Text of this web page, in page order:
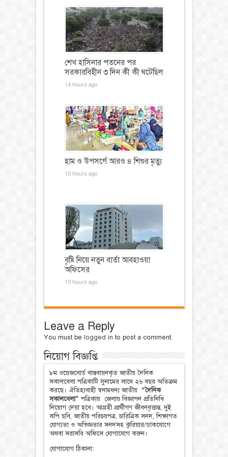
শেখ হাসিনার পতনের পর
সরকারবিহীন ৩ দিন কী কী ঘটেছিল
14 hours ago
হাম ও উপসর্গে আরও ৪ শিশুর মৃত্যু
15 hours ago
বৃষ্টি নিয়ে নতুন বার্তা আবহাওয়া
অফিসের
15 hours ago
Leave a Reply
You must be logged in to post a comment.
নিয়োগ বিজ্ঞপ্তি
৮ম ওয়েজবোর্ড বাস্তবায়নকৃত জাতীয় দৈনিক
সকালবেলা পত্রিকাটি সুনামের সাথে ২৬ বছর অতিক্রম
করছে। ঐতিহ্যবাহী স্বনামধন্য জাতীয় “দৈনিক
সকালবেলা” পত্রিকায় জেলায় বিজ্ঞাপন প্রতিনিধি
নিয়োগ দেয়া হবে। আগ্রহী প্রার্থীগণ জীবনবৃত্তান্ত, দুই
কপি ছবি, জাতীয় পরিচয়পত্র, চারিত্রিক সনদ, শিক্ষাগত
যোগ্যতা ও অভিজ্ঞতার সনদসহ কুরিয়ার/ডাকযোগে
অথবা সরাসরি অফিসে যোগাযোগ করুন।
যোগাযোগ ঠিকানা: